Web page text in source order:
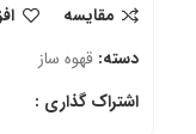
مقایسه
دسته: قهوه ساز
اشتراک گذاری :